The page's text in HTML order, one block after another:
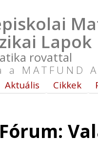
Lapok
rovattal
a MATFUND
Aktuális Cikkek
Fórum: